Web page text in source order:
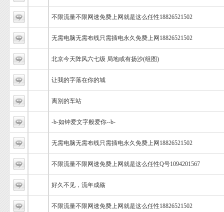
不限流量不限网速免费上网就是这么任性18826521502
无需电脑无需布线只需插电永久免费上网18826521502
北京今天阵风六七级 局地或有扬沙(组图)
让我的字落在你的城
离别的车站
-b-如钟爱文字般爱你--b-
无需电脑无需布线只需插电永久免费上网18826521502
不限流量不限网速免费上网就是这么任性Q号1094201567
好久不见，流年成殇
不限流量不限网速免费上网就是这么任性18826521502